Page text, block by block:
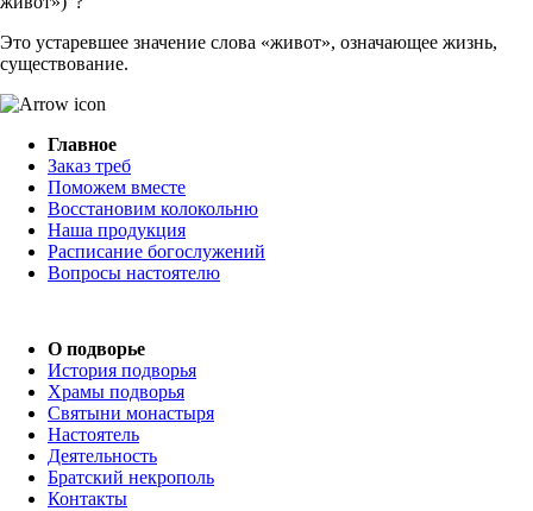
Это устаревшее значение слова «живот», означающее жизнь,
существование.
Главное
Заказ треб
Поможем вместе
Восстановим колокольню
Наша продукция
Расписание богослужений
Вопросы настоятелю
О подворье
История подворья
Храмы подворья
Святыни монастыря
Настоятель
Деятельность
Братский некрополь
Контакты